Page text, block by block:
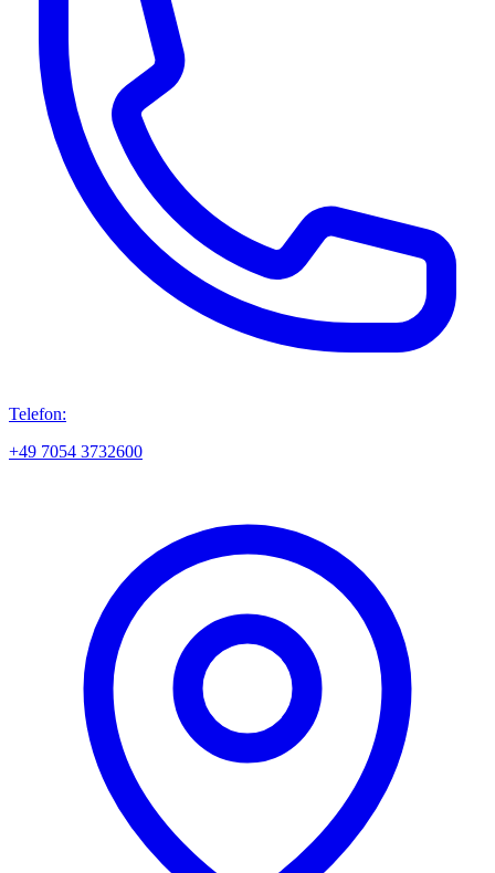
Telefon:
+49 7054 3732600